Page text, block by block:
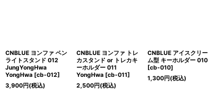
CNBLUE ヨンファ ペン
ライトスタンド 012
JungYongHwa
YongHwa [cb-012]
3,900円(税込)
CNBLUE ヨンファ トレ
カスタンド or トレカキ
ーホルダー 011
YongHwa [cb-011]
2,500円(税込)
CNBLUE アイスクリー
ム型 キーホルダー 010
[cb-010]
1,300円(税込)